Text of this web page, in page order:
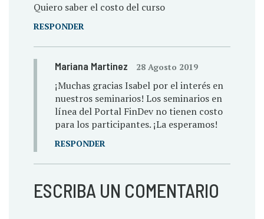
Quiero saber el costo del curso
RESPONDER
Mariana Martinez 28 Agosto 2019
¡Muchas gracias Isabel por el interés en
nuestros seminarios! Los seminarios en
línea del Portal FinDev no tienen costo
para los participantes. ¡La esperamos!
RESPONDER
ESCRIBA UN COMENTARIO